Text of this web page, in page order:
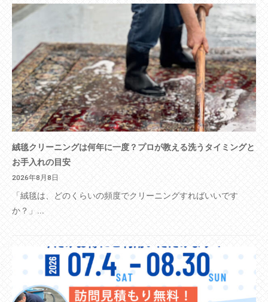
絨毯クリーニングは何年に一度？プロが教える洗うタイミングと
お手入れの目安
2026年8月8日
「絨毯は、どのくらいの頻度でクリーニングすればいいです
か？」...